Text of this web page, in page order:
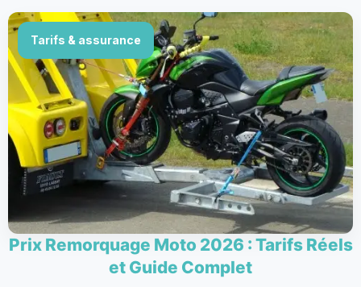
Tarifs & assurance
Prix Remorquage Moto 2026 : Tarifs Réels
et Guide Complet